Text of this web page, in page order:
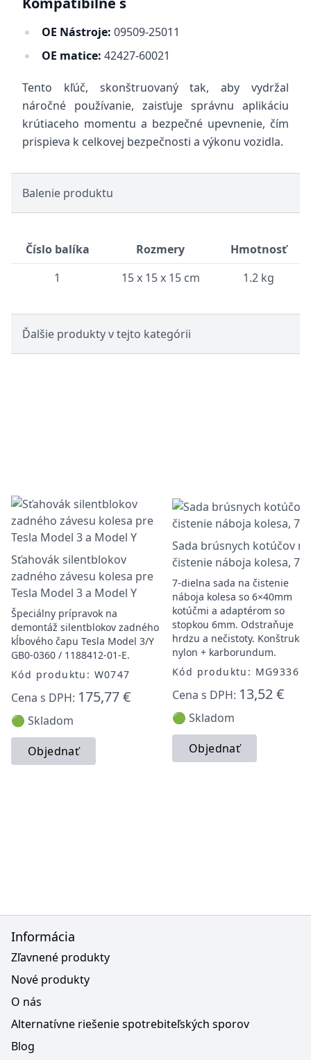
OE Nástroje: 09509-25011
OE matice: 42427-60021
Tento kľúč, skonštruovaný tak, aby vydržal
náročné používanie, zaisťuje správnu aplikáciu
krútiaceho momentu a bezpečné upevnenie, čím
prispieva k celkovej bezpečnosti a výkonu vozidla.
Balenie produktu
Číslo balíka Rozmery
Hmotnosť
1
15 x 15 x 15 cm 1.2 kg
Ďalšie produkty v tejto kategórii
Sťahovák silentblokov
zadného závesu kolesa pre
Tesla Model 3 a Model Y
Špeciálny prípravok na
demontáž silentblokov zadného
kĺbového čapu Tesla Model 3/Y
GB0-0360 / 1188412-01-E.
Kód produktu: W0747
Cena s DPH: 175,77 €
🟢 Skladom
Objednať
Sada brúsnych kotúčov na
čistenie náboja kolesa, 7ks
7-dielna sada na čistenie
náboja kolesa so 6×40mm
kotúčmi a adaptérom so
stopkou 6mm. Odstraňuje
hrdzu a nečistoty.
nylon + karborundum.
Kód produktu: MG93367
Cena s DPH: 13,52 €
🟢 Skladom
Objednať
Informácia
Zľavnené produkty
Nové produkty
O nás
Alternatívne riešenie spotrebiteľských sporov
Blog